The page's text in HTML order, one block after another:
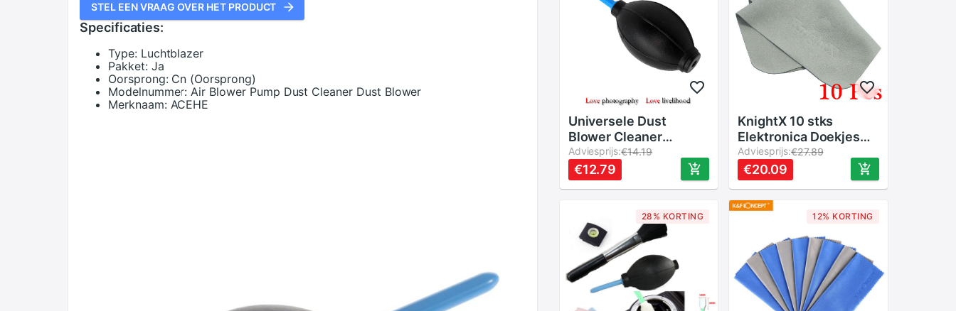
STEL EEN VRAAG OVER HET PRODUCT
Specificaties:
Type: Luchtblazer
Pakket: Ja
Oorsprong: Cn (Oorsprong)
Modelnummer: Air Blower Pump Dust Cleaner Dust Blower
Merknaam: ACEHE
Universele Dust
Blower Cleaner
Rubber Air Blower
Pomp Dust Cleaner
DSLR Lens Cleaning
Verrekijker Lens CCD
Adviesprijs:€14.19
€12.79
KnightX 10 stks
Elektronica Doekjes
Lens Doek voor TV
camera lens filters lot
voor cleaner ND UV
Filter Cleaner schoon
Adviesprijs:€27.89
€20.09
28% KORTING 12% KORTING